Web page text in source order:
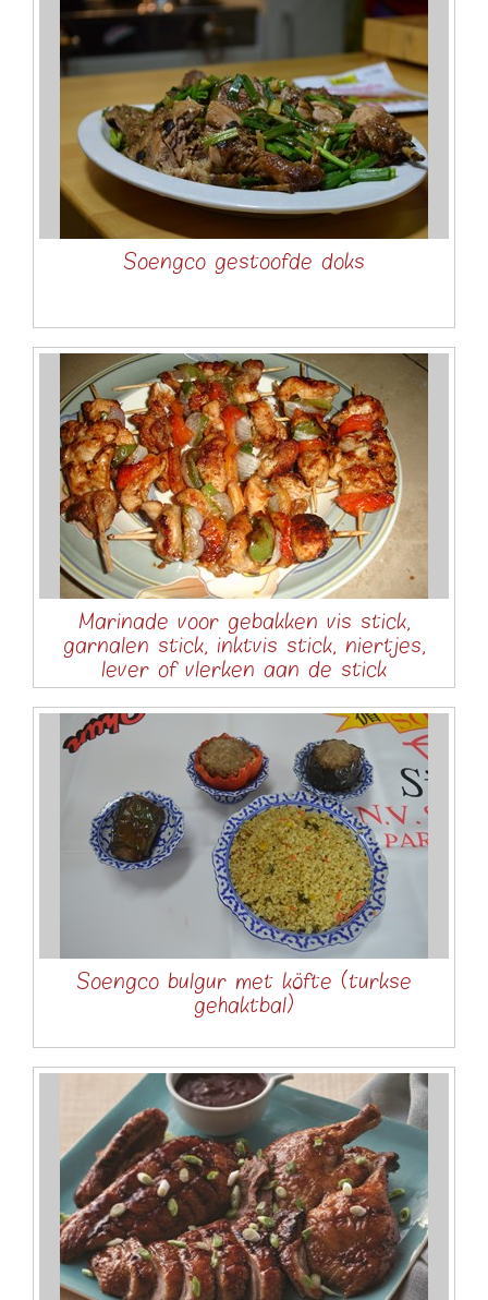
Soengco gestoofde doks
Marinade voor gebakken vis stick,
garnalen stick, inktvis stick, niertjes,
lever of vlerken aan de stick
Soengco bulgur met köfte (turkse
gehaktbal)